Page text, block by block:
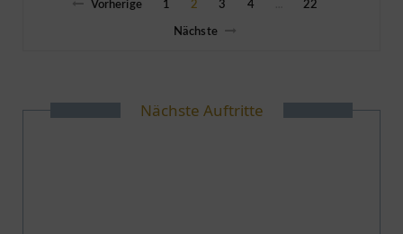
Vorherige 1 2 3 4 22
Nächste
Nächste Auftritte